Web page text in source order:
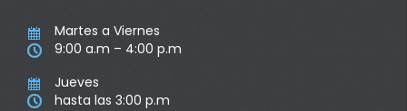
 Martes a Viernes
 9:00 a.m – 4:00 p.m
 Jueves
 hasta las 3:00 p.m